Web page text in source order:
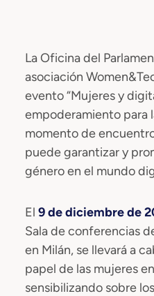
La Oficina del
asociación
evento “Mujeres y
empoderamiento para
momento de
puede garantizar y
género en el mundo
El 9 de diciembre de
Sala de conferencias
en Milán, se llevará a
papel de las mujeres
sensibilizando sobre